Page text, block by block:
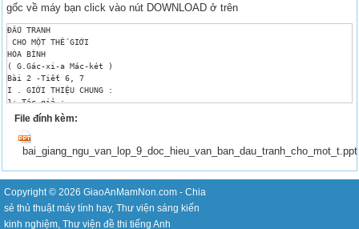
gốc về máy bạn click vào nút DOWNLOAD ở trên
ĐẤU TRANH
CHO MỘT THẾ GIỚI
HÒA BÌNH
( G.Gác-xi-a Mác-két )
Bài 2 -Tiết 6, 7
I . GIỚI THIỆU CHUNG :
1: Tác giả :
G.G Mác-két (sinh 1928) là nhà văn Cô-lôm-bi-a
2. Tác phẩm:
a) Xuất xứ :
nhật dụng.
II. ĐỌC – HIỂU VĂN BẢN :
- Nguy cơ của chiến tranh hạt nhân.
- Cuộc chạy đua vũ trang chuẩn bị cho chiến tranh hạt nhân làm mất đi
File đính kèm:
bai_giang_ngu_van_lop_9_doc_hieu_van_ban_dau_tranh_cho_mot_t.ppt
Copyright © 2026 GiaoAnMamNon.com - Chia
sẻ thủ thuật máy tính hay, Thư viện sáng kiến
kinh nghiệm, Thư viện đề thi tiếng Anh